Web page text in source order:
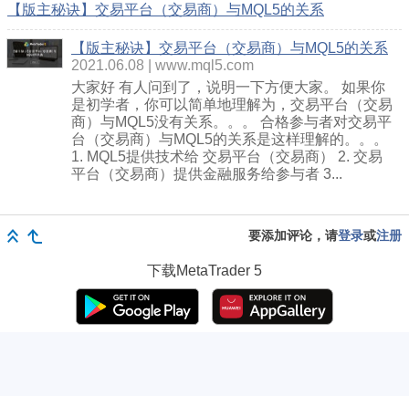
【版主秘诀】交易平台（交易商）与MQL5的关系
【版主秘诀】交易平台（交易商）与MQL5的关系
2021.06.08
www.mql5.com
大家好 有人问到了，说明一下方便大家。 如果你
是初学者，你可以简单地理解为，交易平台（交易
商）与MQL5没有关系。。。 合格参与者对交易平
台（交易商）与MQL5的关系是这样理解的。。。
1. MQL5提供技术给 交易平台（交易商） 2. 交易
平台（交易商）提供金融服务给参与者 3...
要添加评论，请登录或注册
下载MetaTrader 5